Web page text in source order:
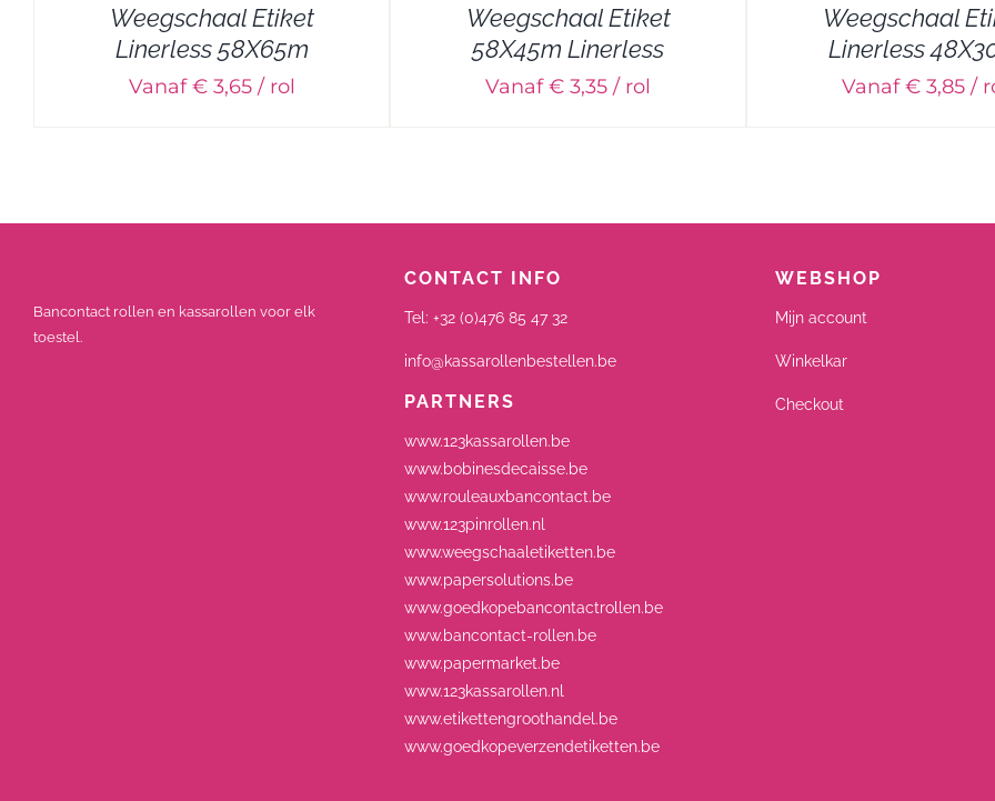
Weegschaal Etiket
Linerless 58X65m
Vanaf € 3,65 / rol
Weegschaal Etiket
58X45m Linerless
Vanaf € 3,35 / rol
Weegschaal
Linerless
Vanaf € 3,85 /
Bancontact rollen en kassarollen voor elk
toestel.
CONTACT INFO
Tel: +32 (0)476 85 47 32
info@kassarollenbestellen.be
PARTNERS
www.123kassarollen.be
www.bobinesdecaisse.be
www.rouleauxbancontact.be
www.123pinrollen.nl
www.weegschaaletiketten.be
www.papersolutions.be
www.goedkopebancontactrollen.be
www.bancontact-rollen.be
www.papermarket.be
www.123kassarollen.nl
www.etikettengroothandel.be
www.goedkopeverzendetiketten.be
WEBSHOP
Mijn account
Winkelkar
Checkout